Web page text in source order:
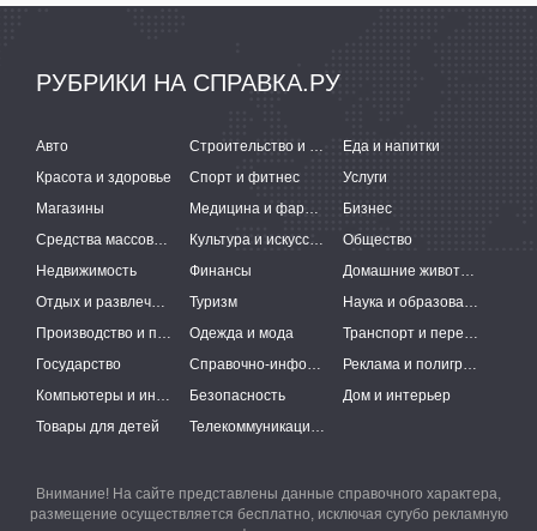
РУБРИКИ НА СПРАВКА.РУ
Авто Строительство и ремонт
Еда и напитки
Красота и здоровье
Спорт и фитнес
Услуги
Магазины
Медицина и фармацевтика
Бизнес
Средства массовой информации
Культура и искусство
Общество
Недвижимость
Финансы
Домашние животные
Отдых и развлечения
Туризм
Наука и образование
Производство и поставки
Одежда и мода
Транспорт и перевозки
Государство
Справочно-информационные системы
Реклама и полиграфия
Компьютеры и интернет
Безопасность
Дом и интерьер
Товары для детей
Телекоммуникации и связь
Внимание! На сайте представлены данные справочного характера,
размещение осуществляется бесплатно, исключая сугубо рекламную